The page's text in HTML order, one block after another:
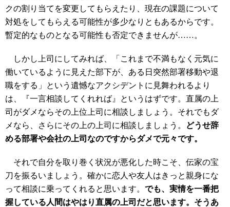
クの割り当てを変更してもらえたり、現在の課題について
対処をしてもらえる可能性が多少なりともあるからです。
暫定的なものとなる可能性も否定できませんが……。
しかし上司にしてみれば、「これまで不満もなく元気に
働いているように見えた部下が、ある日突然部署移動や退
職をする」という遺憾なアクシデントに見舞われるより
は、『一言相談してくれれば』というはずです。直属の上
司がダメならその上位上司に相談しましょう。それでもダ
メなら、さらにその上の上司に相談しましょう。
どうせ辞
める部署や会社の上司なのですからダメで元々です。
それで自分を取り巻く状況が悪化した時こそ、伝家の宝
刀を振るいましょう。確かに恋人や友人はきっと親身にな
って相談に乗ってくれると思います。 でも、実情を一番把
握している人間はやはり直属の上司だと思います。そうあ